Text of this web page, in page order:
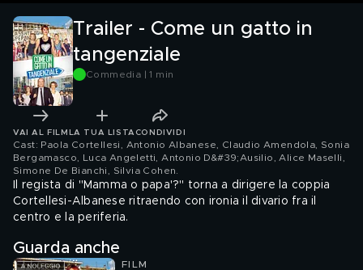
Trailer - Come un gatto in
tangenziale
Commedia | 1 min
VAI AL FILM LA TUA LISTA CONDIVIDI
Cast: Paola Cortellesi, Antonio Albanese, Claudio Amendola, Sonia
Bergamasco, Luca Angeletti, Antonio D&#39;Ausilio, Alice Maselli,
Simone De Bianchi, Silvia Cohen
Il regista di "Mamma o papa'?" torna a dirigere la coppia
Cortellesi-Albanese ritraendo con ironia il divario fra il
centro e la periferia.
Guarda anche
FILM